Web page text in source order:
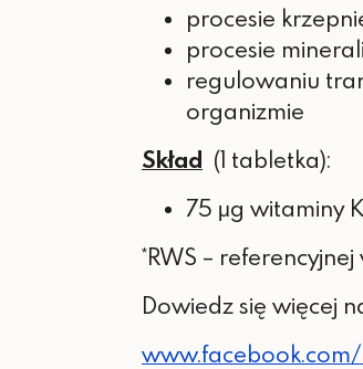
procesie
procesie
regulowaniu
organizmie
Skład (1 tabletka):
75 μg witaminy
*RWS –
Dowiedz się więcej